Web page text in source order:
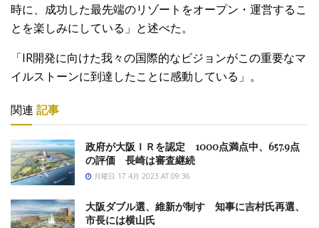
時に、成功した最先端のリゾートをオープン・運営するこ
とを楽しみにしている」と述べた。
「IR開発に向けた我々の国際的なビジョンがこの重要なマ
イルストーンに到達したことに感動している」。
関連 記事
政府が大阪ＩＲを認定 1000点満点中、657.9点
の評価 長崎は審査継続
月曜日 17 4月 2023 AT 09:36
大阪ダブル選、維新が制す 知事に吉村氏再選、
市長には横山氏